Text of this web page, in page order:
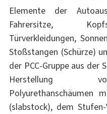
Elemente der
Fahrersitze,
Türverkleidungen,
Stoßstangen (Schürze)
der PCC-Gruppe aus der
Herstellung
Polyurethanschäumen
(slabstock), dem